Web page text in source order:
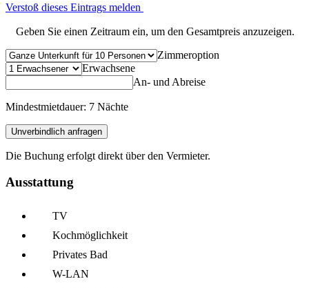
Verstoß dieses Eintrags melden
Geben Sie einen Zeitraum ein, um den Gesamtpreis anzuzeigen.
Zimmeroption
Erwachsene
An- und Abreise
Mindestmietdauer: 7 Nächte
Unverbindlich anfragen
Die Buchung erfolgt direkt über den Vermieter.
Ausstattung
TV
Kochmöglich­keit
Privates Bad
W-LAN